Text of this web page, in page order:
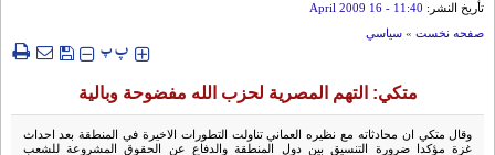
تأريخ النشر: 11:40
- 16 April 2009
صفحه نخست » سياسي
‍‍‍ پپ
متكي: التهم المصرية لحزب الله مفضوحة وبالية
وقال متكي ان محادثاته مع نظيره العماني تناولت التطورات الاخيرة في المنطقة بعد احداث
غزة مؤكدا ضرورة التنسيق بين دول المنطقة والدفاع عن الحقوق المشروعة للشعب